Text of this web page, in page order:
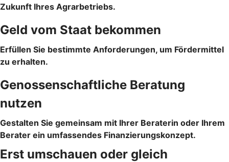
Zukunft Ihres Agrarbetriebs.
Geld vom Staat bekommen
Erfüllen Sie bestimmte Anforderungen, um Fördermittel
zu erhalten.
Genossenschaftliche Beratung
nutzen
Gestalten Sie gemeinsam mit Ihrer Beraterin oder Ihrem
Berater ein umfassendes Finanzierungskonzept.
Erst umschauen oder gleich